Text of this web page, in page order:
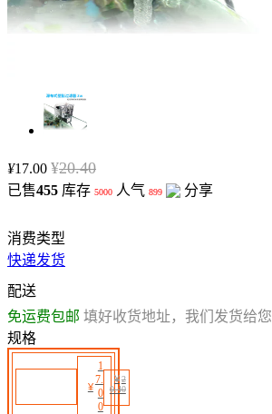
¥17.00 ¥20.40
已售455 库存 5000 人气 899 分享
消费类型
快递发货
配送
免运费包邮 填好收货地址，我们发货给您
规格
¥
1
7.
0
0
¥2
0.40